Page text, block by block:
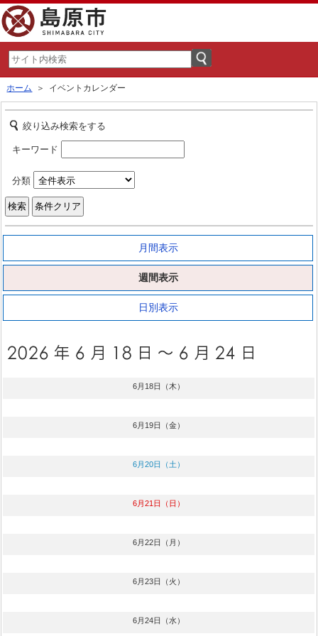
ホーム ＞ イベントカレンダー
絞り込み検索をする
キーワード
分類
月間表示
週間表示
日別表示
6月18日（木）
6月19日（金）
6月20日（土）
6月21日（日）
6月22日（月）
6月23日（火）
6月24日（水）